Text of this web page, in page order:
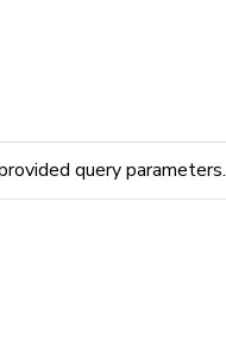
query parameters.